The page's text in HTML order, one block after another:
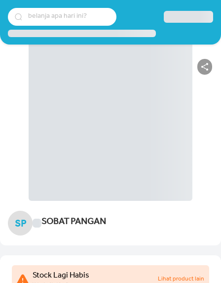
belanja apa hari ini?
SP SOBAT PANGAN
Stock Lagi Habis Lihat product lain